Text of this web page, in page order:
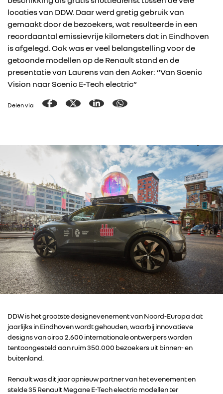
locaties van DDW. Daar werd gretig gebruik van
gemaakt door de bezoekers, wat resulteerde in een
recordaantal emissievrije kilometers dat in Eindhoven
is afgelegd. Ook was er veel belangstelling voor de
getoonde modellen op de Renault stand en de
presentatie van Laurens van den Acker: “Van Scenic
Vision naar Scenic E-Tech electric”
Delen via
DDW is het grootste designevenement van Noord-Europa dat
jaarlijks in Eindhoven wordt gehouden, waarbij innovatieve
designs van circa 2.600 internationale ontwerpers worden
tentoongesteld aan ruim 350.000 bezoekers uit binnen- en
buitenland.
Renault was dit jaar opnieuw partner van het evenement en
stelde 35 Renault Megane E-Tech electric modellen ter